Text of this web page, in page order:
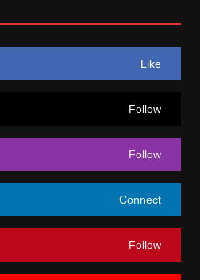
Like
Follow
Follow
Connect
Follow